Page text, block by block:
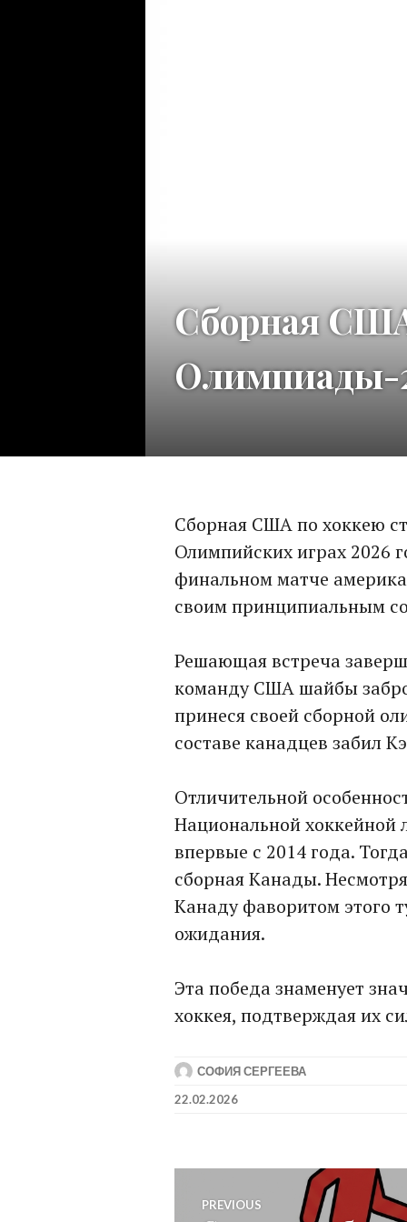
Сборная США
Олимпиады-
Сборная США по хоккею
Олимпийских играх 2026
финальном матче
своим принципиальным
Решающая встреча
команду США шайбы
принеся своей сборной
составе канадцев забил
Отличительной
Национальной
впервые с 2014 года.
сборная Канады.
Канаду фаворитом этого
ожидания.
Эта победа знаменует
хоккея, подтверждая их
СОФИЯ СЕРГЕЕВА
22.02.2026
Post
PREVIOUS